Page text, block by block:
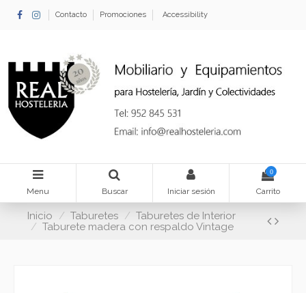
Contacto Promociones Accessibility
Menu Buscar Iniciar sesión
0
Carrito
Inicio Taburetes
Taburetes de Interior
Taburete madera con respaldo Vintage